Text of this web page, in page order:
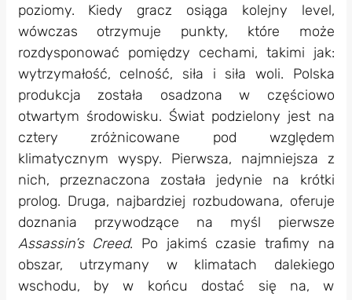
poziomy. Kiedy gracz osiąga kolejny level,
wówczas otrzymuje punkty, które może
rozdysponować pomiędzy cechami, takimi jak:
wytrzymałość, celność, siła i siła woli. Polska
produkcja została osadzona w częściowo
otwartym środowisku. Świat podzielony jest na
cztery zróżnicowane pod względem
klimatycznym wyspy. Pierwsza, najmniejsza z
nich, przeznaczona została jedynie na krótki
prolog. Druga, najbardziej rozbudowana, oferuje
doznania przywodzące na myśl pierwsze
Assassin’s Creed. Po jakimś czasie trafimy na
obszar, utrzymany w klimatach dalekiego
wschodu, by w końcu dostać się na, w